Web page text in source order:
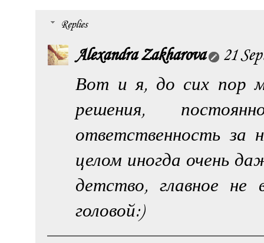
Replies
Alexandra Zakharova
21
Вот и я, до сих пор
решения,
ответственность за
целом иногда очень
детство, главное
головой:)